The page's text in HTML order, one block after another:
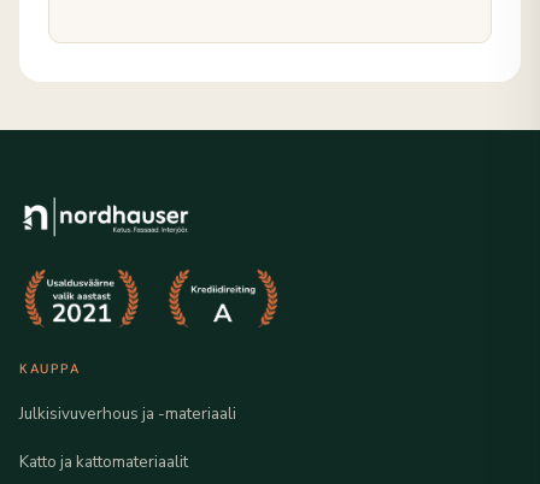
KAUPPA
Julkisivuverhous ja -materiaali
Katto ja kattomateriaalit